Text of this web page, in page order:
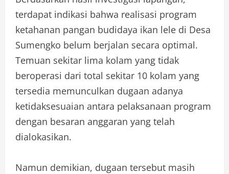
terdapat indikasi bahwa realisasi program
ketahanan pangan budidaya ikan lele di Desa
Sumengko belum berjalan secara optimal.
Temuan sekitar lima kolam yang tidak
beroperasi dari total sekitar 10 kolam yang
tersedia memunculkan dugaan adanya
ketidaksesuaian antara pelaksanaan program
dengan besaran anggaran yang telah
dialokasikan.
Namun demikian, dugaan tersebut masih